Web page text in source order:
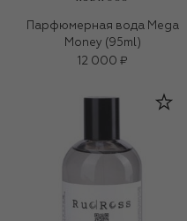
Парфюмерная вода Mega
Money (95ml)
12 000 ₽